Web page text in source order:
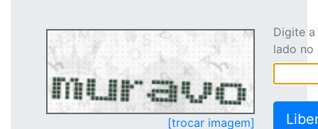
[trocar imagem]
Digite
lado no